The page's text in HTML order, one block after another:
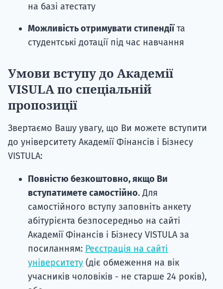
на базі атестату
Можливість отримувати стипендіїта
студентські дотації під час навчання
Умови вступу до Академії
VISULA по спеціальній
пропозиції
Звертаємо Вашу увагу, що Ви можете вступити
до університету Академії Фінансів і Бізнесу
VISTULA:
Повністю безкоштовно, якщо Ви
вступатимете самостійно. Для
самостійного вступу заповніть анкету
абітурієнта безпосередньо на сайті
Академії Фінансів і Бізнесу VISTULA за
посиланням: Реєстрація на сайті
університету (діє обмеження на вік
учасників чоловіків - не старше 24 років),